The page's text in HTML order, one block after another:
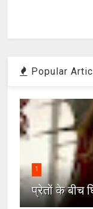
Popular
1
प्रेतों के बीच